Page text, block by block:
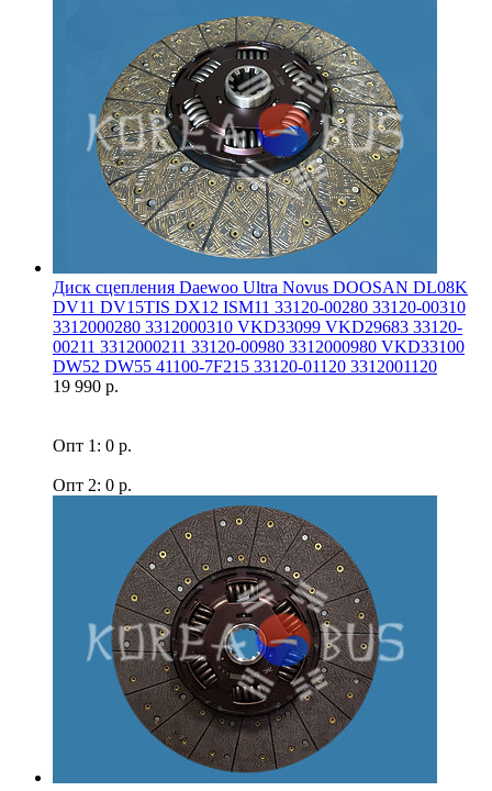
Диск сцепления Daewoo Ultra Novus DOOSAN DL08K
DV11 DV15TIS DX12 ISM11 33120-00280 33120-00310
3312000280 3312000310 VKD33099 VKD29683 33120-
00211 3312000211 33120-00980 3312000980 VKD33100
DW52 DW55 41100-7F215 33120-01120 3312001120
19 990 р.
Опт 1: 0 р.
Опт 2: 0 р.